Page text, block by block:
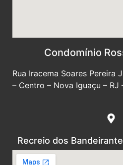
Condomínio
Rua Iracema Soares Pereira
– Centro – Nova Iguaçu – RJ
Recreio dos